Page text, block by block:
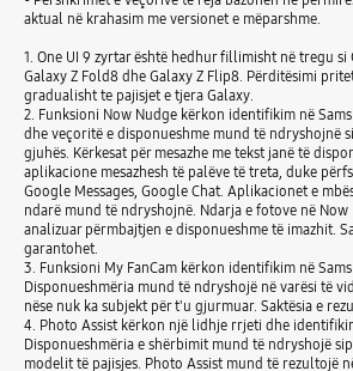
aktual në krahasim me versionet e mëparshme.
1. One UI 9 zyrtar është hedhur fillimisht në tregu si
Galaxy Z Fold8 dhe Galaxy Z Flip8. Përditësimi
gradualisht te pajisjet e tjera Galaxy.
2. Funksioni Now Nudge kërkon identifikim në
dhe veçoritë e disponueshme mund të ndryshojnë
gjuhës. Kërkesat për mesazhe me tekst janë të
aplikacione mesazhesh të palëve të treta, duke
Google Messages, Google Chat. Aplikacionet e
ndarë mund të ndryshojnë. Ndarja e fotove në
analizuar përmbajtjen e disponueshme të imazhit.
garantohet.
3. Funksioni My FanCam kërkon identifikim në
Disponueshmëria mund të ndryshojë në varësi të
nëse nuk ka subjekt për t'u gjurmuar. Saktësia e
4. Photo Assist kërkon një lidhje rrjeti dhe
Disponueshmëria e shërbimit mund të ndryshojë
modelit të pajisjes. Photo Assist mund të rezultojë